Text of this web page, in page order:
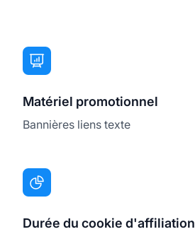
Matériel promotionnel
Bannières liens texte
Durée du cookie d'affiliation